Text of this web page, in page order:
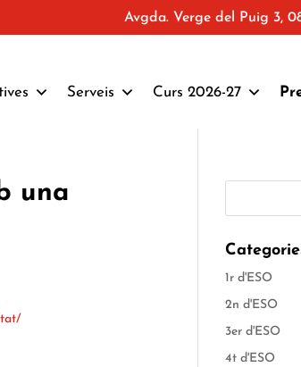
Avgda. Verge del Puig 3,
Serveis Curs 2026-27
una
1r d'ESO
2n d'ESO
3er d'ESO
4t d'ESO